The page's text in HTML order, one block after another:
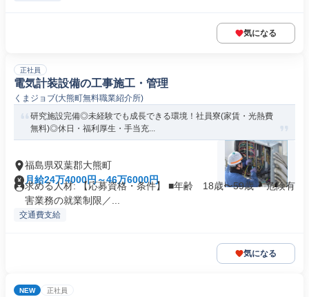
気になる
正社員
電気計装設備の工事施工・管理
くまジョブ(大熊町無料職業紹介所)
研究施設完備◎未経験でも成長できる環境！社員寮(家賃・光熱費
無料)◎休日・福利厚生・手当充...
福島県双葉郡大熊町
月給24万4000円～46万6000円
求める人材: 【応募資格・条件】 ■年齢 18歳〜59歳 ・危険有
害業務の就業制限／...
交通費支給
気になる
NEW 正社員